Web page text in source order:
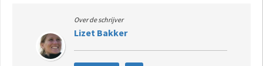
Over de schrijver
Lizet Bakker